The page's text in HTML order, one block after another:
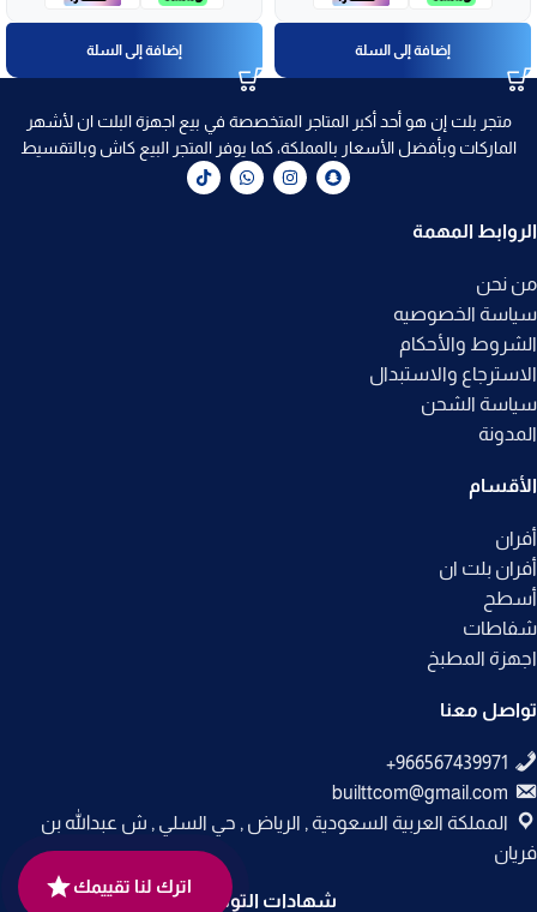
إضافة إلى السلة إضافة إلى السلة
متجر بلت إن هو أحد أكبر المتاجر المتخصصة في بيع اجهزة البلت ان لأشهر
الماركات وبأفضل الأسعار بالمملكة، كما يوفر المتجر البيع كاش وبالتقسيط
الروابط المهمة
من نحن
سياسة الخصوصيه
الشروط والأحكام
الاسترجاع والاستبدال
سياسة الشحن
المدونة
الأقسام
أفران
أفران بلت ان
أسطح
شفاطات
اجهزة المطبخ
تواصل معنا
builttcom@gmail.com
المملكة العربية السعودية , الرياض , حي السلي , ش عبدالله بن
فريان
شهادات التوثيق
اترك لنا تقييمك